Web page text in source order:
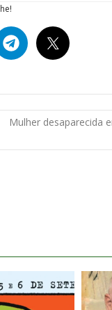
Mulher desaparecida